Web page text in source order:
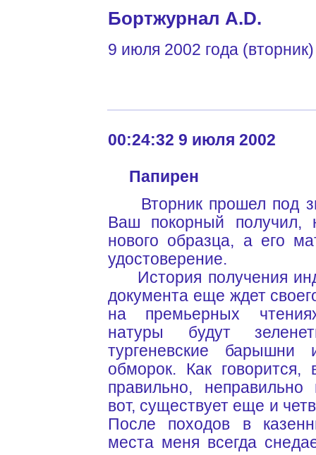
Бортжурнал A.D.
9 июля 2002 года (вторник)
00:24:32 9 июля 2002
Папирен
Вторник прошел под
Ваш покорный получил,
нового образца, а его
удостоверение.
История получения
документа еще ждет
на премьерных
натуры будут
тургеневские
обморок. Как
правильно,
вот, существует еще и
После походов в
места меня всегда